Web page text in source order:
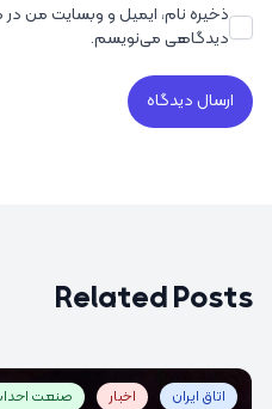
ذخیره نام، ایمیل و وبسایت من در
دیدگاهی می‌نویسم.
Related Posts
اتاق ایران اخبار صنعت